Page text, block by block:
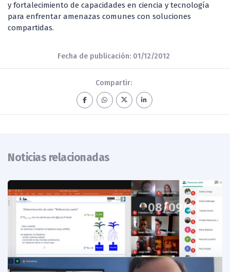
y fortalecimiento de capacidades en ciencia y tecnología
para enfrentar amenazas comunes con soluciones
compartidas.
Fecha de publicación: 01/12/2012
Compartir:
Noticias relacionadas
08/09/22